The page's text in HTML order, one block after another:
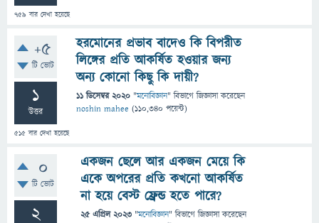
759 বার দেখা হয়েছে
+5
টি ভোট
1
উত্তর
515 বার দেখা হয়েছে
হরমোনের প্রভাব বাদেও কি বিপরীত
লিঙ্গের প্রতি আকর্ষিত হওয়ার জন্য
অন্য কোনো কিছু কি দায়ী?
11 ডিসেম্বর 2020 "মনোবিজ্ঞান" বিভাগে জিজ্ঞাসাকরেছেন
noshin mahee (110,340 পয়েন্ট)
0
টি ভোট
2
একজন ছেলে আর একজন মেয়ে কি
একে অপরের প্রতি কখনো আকর্ষিত
না হয়ে বেস্ট ফ্রেন্ড হতে পারে?
25 এপ্রিল 2023 "মনোবিজ্ঞান" বিভাগে জিজ্ঞাসাকরেছেন